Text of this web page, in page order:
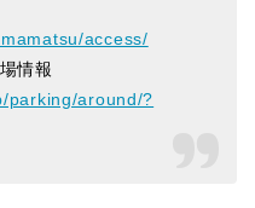
access/
情報
parking/around/?